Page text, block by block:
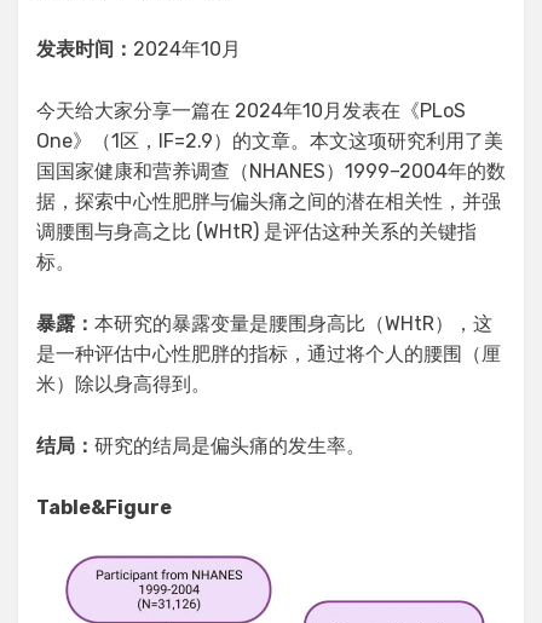
发表时间： 2024年10月
今天给大家分享一篇在 2024年10月发表在《PLoS
One》（1区，IF=2.9）的文章。本文这项研究利用了美
国国家健康和营养调查（NHANES）1999–2004年的数
据，探索中心性肥胖与偏头痛之间的潜在相关性，并强
调腰围与身高之比 (WHtR) 是评估这种关系的关键指
标。
暴露： 本研究的暴露变量是腰围身高比（WHtR），这
是一种评估中心性肥胖的指标，通过将个人的腰围（厘
米）除以身高得到。
结局： 研究的结局是偏头痛的发生率。
Table&Figure